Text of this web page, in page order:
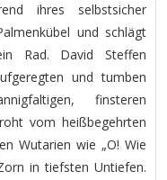
ihres selbstsicher
und schlägt
Rad. David Steffen
und tumben
finsteren
vom heißbegehrten
Wutarien wie „O! Wie
in tiefsten Untiefen.